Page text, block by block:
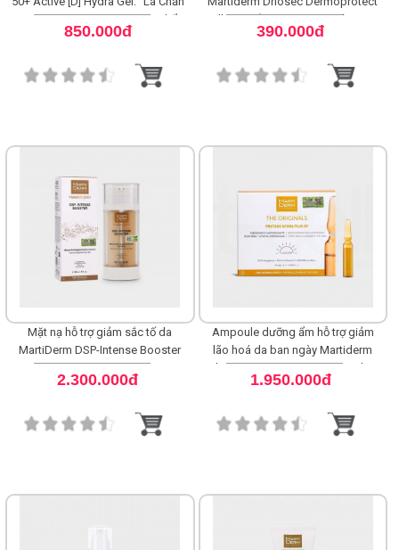
Shop All Brand A-
Toàn Diện Cho Người Chơi Thể
Thao
850.000đ
Roll-on: Giải Pháp Khô Thoáng 48H
390.000đ
Mặt nạ hỗ trợ giảm sắc tố da
MartiDerm DSP-Intense Booster
2.300.000đ
Ampoule dưỡng ẩm hỗ trợ giảm
lão hoá da ban ngày Martiderm
The Originals Proteos Hydra Plus
SP
1.950.000đ